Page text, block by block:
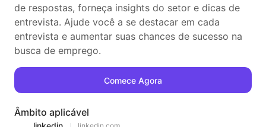
de respostas, forneça insights do setor e dicas de
entrevista. Ajude você a se destacar em cada
entrevista e aumentar suas chances de sucesso na
busca de emprego.
Comece Agora
Âmbito aplicável